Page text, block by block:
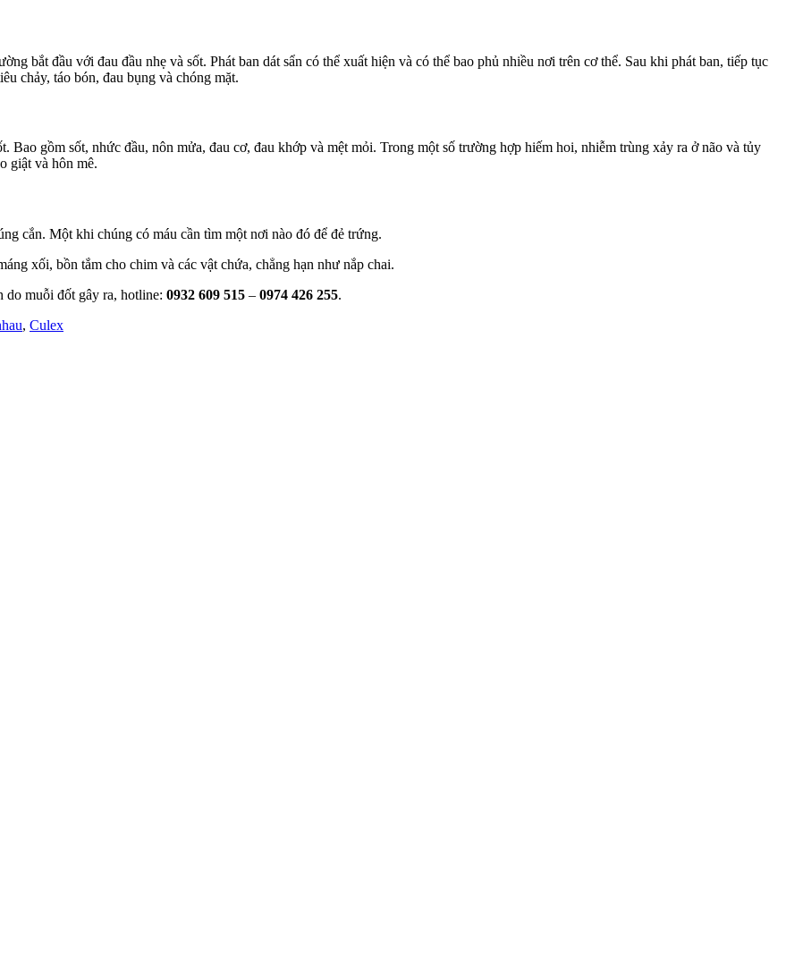
bắt đầu với đau đầu nhẹ và sốt. Phát ban dát sẩn có thể xuất hiện và có thể bao phủ nhiều nơi trên cơ thể. Sau khi phát ban, tiếp tục
chảy, táo bón, đau bụng và chóng mặt.
gồm sốt, nhức đầu, nôn mửa, đau cơ, đau khớp và mệt mỏi. Trong một số trường hợp hiếm hoi, nhiễm trùng xảy ra ở não và tủy
giật và hôn mê.
cắn. Một khi chúng có máu cần tìm một nơi nào đó để đẻ trứng.
xối, bồn tắm cho chim và các vật chứa, chẳng hạn như nắp chai.
do muỗi đốt gây ra, hotline: 0932 609 515 – 0974 426 255.
, Culex